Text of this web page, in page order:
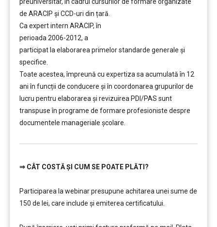
de ARACIP şi CCD-uri din țară.
Ca expert intern ARACIP, în
perioada 2006-2012, a
participat la elaborarea primelor standarde generale şi
specifice.
Toate acestea, împreună cu expertiza sa acumulată în 12
ani în funcții de conducere şi în coordonarea grupurilor de
lucru pentru elaborarea şi revizuirea PDI/PAS sunt
transpuse în programe de formare profesioniste despre
documentele manageriale şcolare.
⇒ CÂT COSTĂ ȘI CUM SE POATE PLĂTI?
Participarea la webinar presupune achitarea unei sume de
150 de lei, care include şi emiterea certificatului.